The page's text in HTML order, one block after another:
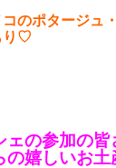
のポタージュ
り♡
ェの参加の
の嬉しいお土